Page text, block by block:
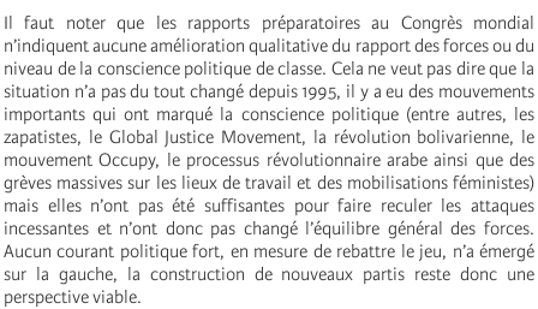
Il faut noter que les rapports préparatoires au Congrès mondial
n’indiquent aucune amélioration qualitative du rapport des forces ou du
niveau de la conscience politique de classe. Cela ne veut pas dire que la
situation n’a pas du tout changé depuis 1995, il y a eu des mouvements
importants qui ont marqué la conscience politique (entre autres, les
zapatistes, le Global Justice Movement, la révolution bolivarienne, le
mouvement Occupy, le processus révolutionnaire arabe ainsi que des
grèves massives sur les lieux de travail et des mobilisations féministes)
mais elles n’ont pas été suffisantes pour faire reculer les attaques
incessantes et n’ont donc pas changé l’équilibre général des forces.
Aucun courant politique fort, en mesure de rebattre le jeu, n’a émergé
sur la gauche, la construction de nouveaux partis reste donc une
perspective viable.